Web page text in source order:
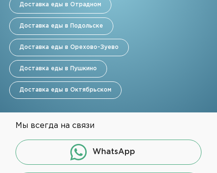
Доставка еды в Отрадном
Доставка еды в Подольске
Доставка еды в Орехово-Зуево
Доставка еды в Пушкино
Доставка еды в Октябрьском
Мы всегда на связи
WhatsApp